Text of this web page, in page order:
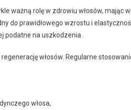
ważną rolę w zdrowiu włosów, mając
do prawidłowego wzrostu i
podatne na uszkodzenia.
włosów. Regularne
włosa,